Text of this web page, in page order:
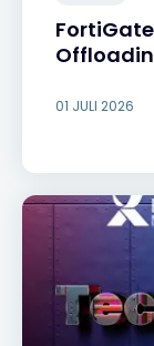
01 JULI 2026